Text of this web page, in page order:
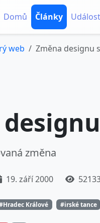
Domů Články
web Změna designu
změna
19. září 2000
Králové #irské tance